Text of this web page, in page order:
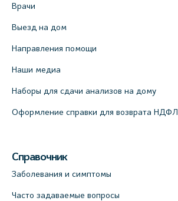
Врачи
Выезд на дом
Направления помощи
Наши медиа
Наборы для сдачи анализов на дому
Оформление справки для возврата НДФЛ
Справочник
Заболевания и симптомы
Часто задаваемые вопросы